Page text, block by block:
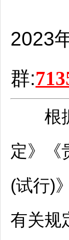
2023
群:
根
定》《
(试行)
有关规